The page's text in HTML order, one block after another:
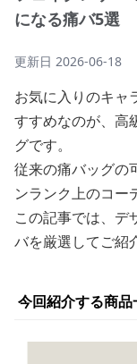
になる痛バ5選
更新日 2026-06-18
お気に入りのキャ
すすめなのが、高
グです。
従来の痛バッグの
ンランク上のコー
この記事では、デ
バを厳選してご紹
今回紹介する商品